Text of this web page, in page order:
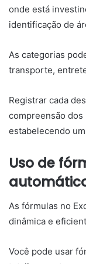
onde está
identificação de
As categorias
transporte,
Registrar cada
compreensão
estabelecendo
Uso de
As fórmulas no
dinâmica e
Você pode usar